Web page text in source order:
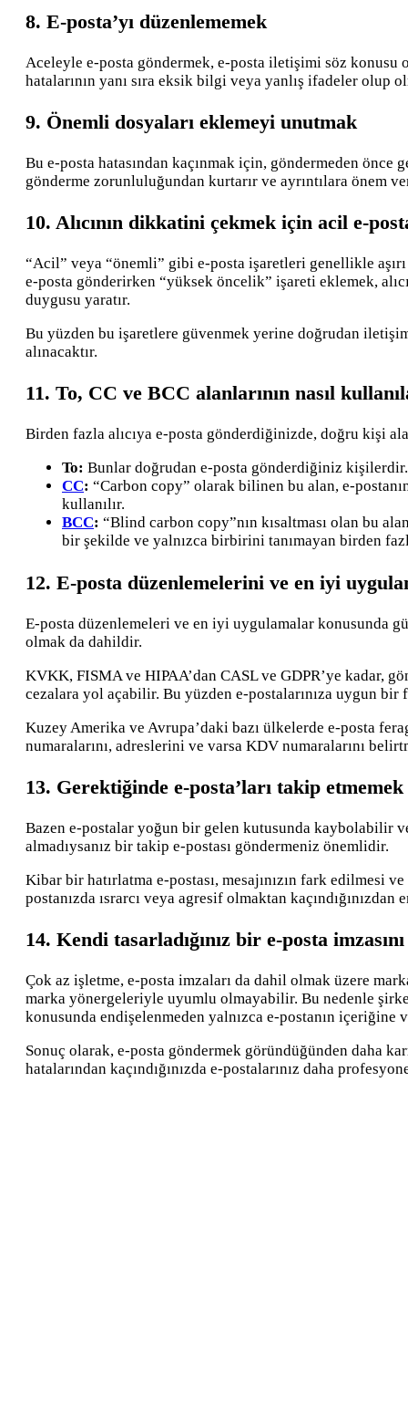
8. E-posta’yı düzenlememek
Aceleyle e-posta göndermek, e-posta iletişimi söz konusu
hatalarının yanı sıra eksik bilgi veya yanlış ifadeler olup
9. Önemli dosyaları eklemeyi unutmak
Bu e-posta hatasından kaçınmak için, göndermeden
gönderme zorunluluğundan kurtarır ve ayrıntılara önem
10. Alıcının dikkatini çekmek için acil e-
“Acil” veya “önemli” gibi e-posta işaretleri genellikle
e-posta gönderirken “yüksek öncelik” işareti eklemek,
duygusu yaratır.
Bu yüzden bu işaretlere güvenmek yerine doğrudan
alınacaktır.
11. To, CC ve BCC alanlarının nasıl
Birden fazla alıcıya e-posta gönderdiğinizde, doğru kişi
To: Bunlar doğrudan e-posta gönderdiğiniz
CC: “Carbon copy” olarak bilinen bu alan, e-
kullanılır.
BCC: “Blind carbon copy”nın kısaltması olan bu
bir şekilde ve yalnızca birbirini tanımayan birden
12. E-posta düzenlemelerini ve en iyi
E-posta düzenlemeleri ve en iyi uygulamalar konusunda
olmak da dahildir.
KVKK, FISMA ve HIPAA’dan CASL ve GDPR’ye kadar,
cezalara yol açabilir. Bu yüzden e-postalarınıza uygun bir
Kuzey Amerika ve Avrupa’daki bazı ülkelerde e-posta
numaralarını, adreslerini ve varsa KDV numaralarını
13. Gerektiğinde e-posta’ları takip etmemek
Bazen e-postalar yoğun bir gelen kutusunda kaybolabilir
almadıysanız bir takip e-postası göndermeniz önemlidir.
Kibar bir hatırlatma e-postası, mesajınızın fark edilmesi
postanızda ısrarcı veya agresif olmaktan
14. Kendi tasarladığınız bir e-posta
Çok az işletme, e-posta imzaları da dahil olmak üzere
marka yönergeleriyle uyumlu olmayabilir. Bu nedenle
konusunda endişelenmeden yalnızca e-postanın
Sonuç olarak, e-posta göndermek göründüğünden daha
hatalarından kaçındığınızda e-postalarınız daha